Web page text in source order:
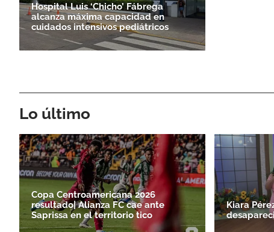
Hospital Luis ‘Chicho’ Fábrega
alcanza máxima capacidad en
cuidados intensivos pediátricos
Lo último
Copa Centroamericana 2026
resultado| Alianza FC cae ante
Saprissa en el territorio tico
Kiara